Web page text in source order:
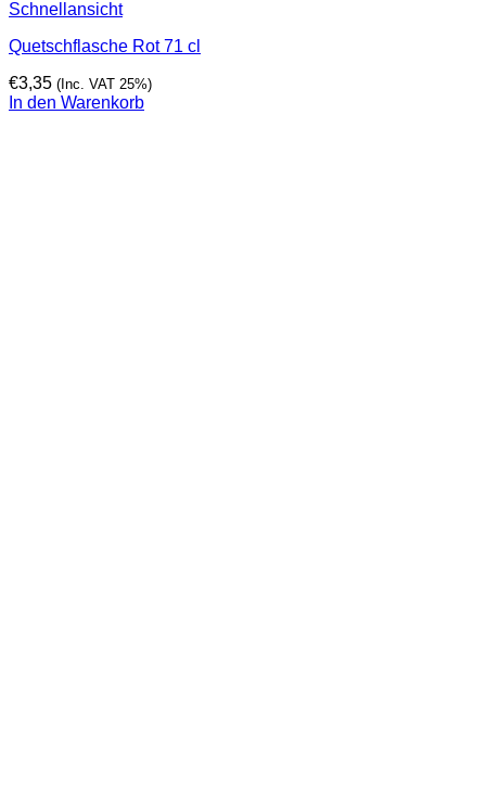
Schnellansicht
Quetschflasche Rot 71 cl
€3,35 (Inc. VAT 25%)
In den Warenkorb